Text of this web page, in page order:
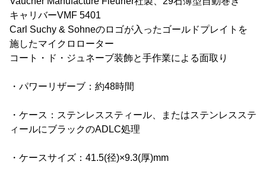
キャリバーVMF 5401
Carl Suchy & Sohneのロゴが入ったゴールドプレイトを
施したマイクロローター
コート・ド・ジュネーブ装飾と手作業による面取り
・パワーリザーブ：約48時間
・ケース：ステンレススティール、またはステンレスステ
ィールにブラックのADLC処理
・ケースサイズ：41.5(径)×9.3(厚)mm